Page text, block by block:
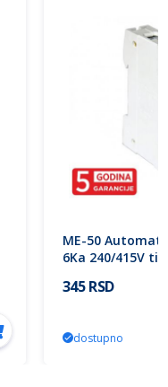
ME-50
6Ka 240/415V
345 RSD
dostupno